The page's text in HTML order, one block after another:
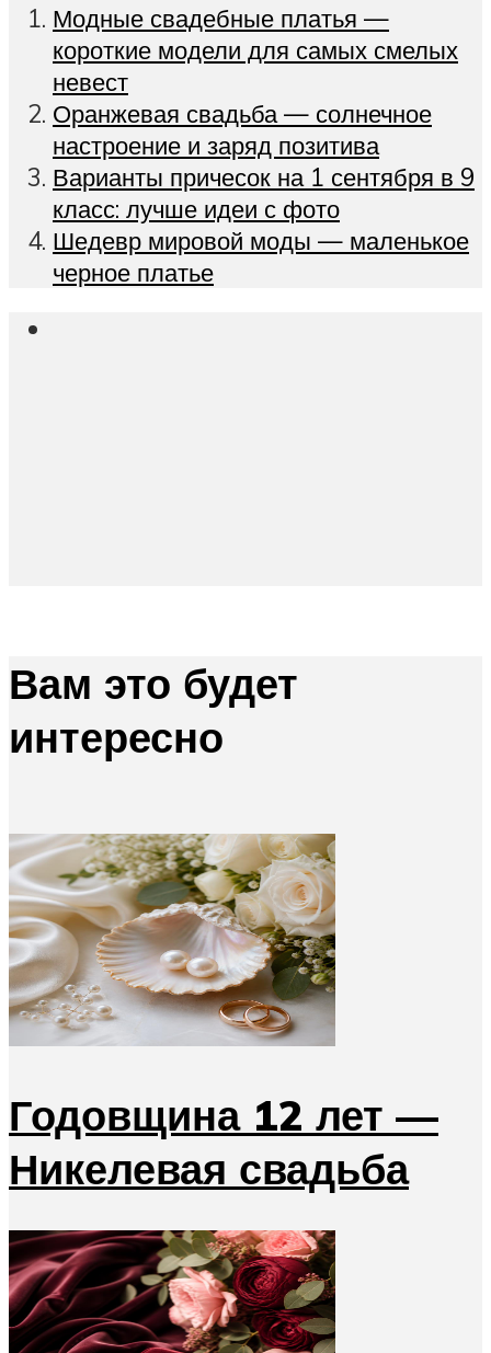
Модные свадебные платья —
короткие модели для самых смелых
невест
Оранжевая свадьба — солнечное
настроение и заряд позитива
Варианты причесок на 1 сентября в 9
класс: лучше идеи с фото
Шедевр мировой моды — маленькое
черное платье
Вам это будет
интересно
Годовщина 12 лет —
Никелевая свадьба